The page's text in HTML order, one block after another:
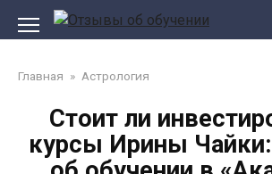
Перейти
Главная » Астрология
Стоит ли
курсы Ирины